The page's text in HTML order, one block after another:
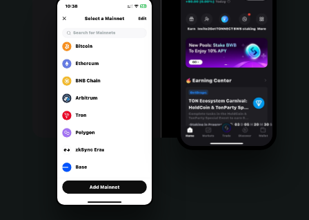
Português (Portugal)
Bahasa Indonesia
Português (Brasil)
Español (Argentina)